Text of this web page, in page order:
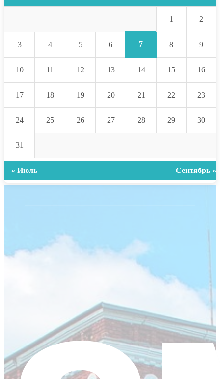
1 2
3 4 5 6 7 8 9
10 11 12 13 14 15 16
17 18 19 20 21 22 23
24 25 26 27 28 29 30
31
« Июль Сентябрь »